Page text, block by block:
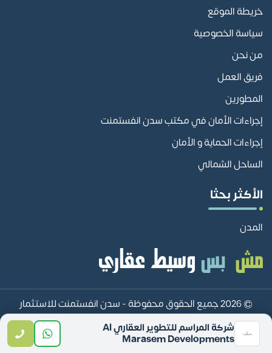
خريطة الموقع
سياسة الخصوصية
من نحن
فريق العمل
المطورين
إجراءات الأمان في مكتب سدن انفستمنت
إجراءات الحماية و الأمان
الساحل الشمالي
الأكثر بحثا
المدن
© 2026 جميع الحقوق محفوظة -
سدن انفستمنت للاستثمار
العقاري sadan investment
شركة المراسم للتطوير العقاري Al
Marasem Developments